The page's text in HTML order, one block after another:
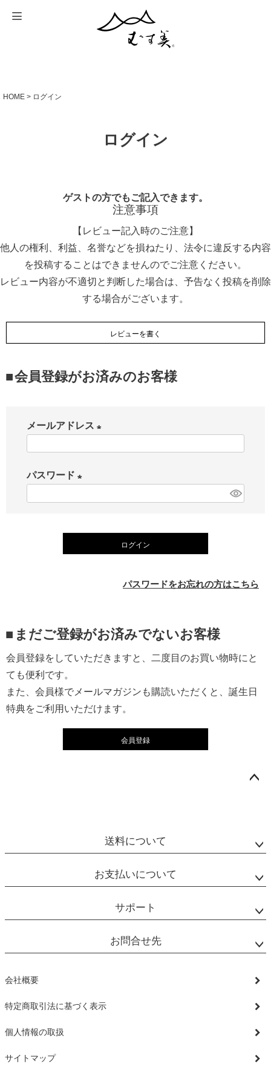
HOME ログイン
ログイン
ゲストの方でもご記入できます。
注意事項
【レビュー記入時のご注意】
他人の権利、利益、名誉などを損ねたり、法令に違反する内容
を投稿することはできませんのでご注意ください。
レビュー内容が不適切と判断した場合は、予告なく投稿を削除
する場合がございます。
レビューを書く
会員登録がお済みのお客様
メールアドレス
須
パスワード
須
ログイン
パスワードをお忘れの方はこちら
まだご登録がお済みでないお客様
会員登録をしていただきますと、二度目のお買い物時にと
ても便利です。
また、会員様でメールマガジンも購読いただくと、誕生日
特典をご利用いただけます。
会員登録
送料について
お支払いについて
サポート
お問合せ先
会社概要
特定商取引法に基づく表示
個人情報の取扱
サイトマップ